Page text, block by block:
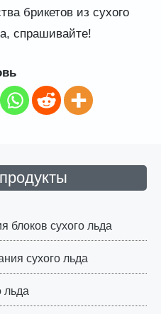
брикетов из сухого
спрашивайте!
блоков сухого льда
сухого льда
льда